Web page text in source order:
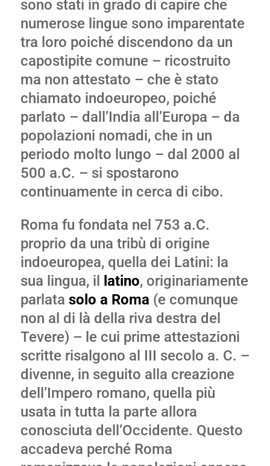
sono stati in grado di capire che
numerose lingue sono imparentate
tra loro poiché discendono da un
capostipite comune – ricostruito
ma non attestato – che è stato
chiamato indoeuropeo, poiché
parlato – dall’India all’Europa – da
popolazioni nomadi, che in un
periodo molto lungo – dal 2000 al
500 a.C. – si spostarono
continuamente in cerca di cibo.
Roma fu fondata nel 753 a.C.
proprio da una tribù di origine
indoeuropea, quella dei Latini: la
sua lingua, il
latino, originariamente
parlata solo a Roma (e comunque
non al di là della riva destra del
Tevere) – le cui prime attestazioni
scritte risalgono al III secolo a. C. –
divenne, in seguito alla creazione
dell’Impero romano, quella più
usata in tutta la parte allora
conosciuta dell’Occidente. Questo
accadeva perché Roma